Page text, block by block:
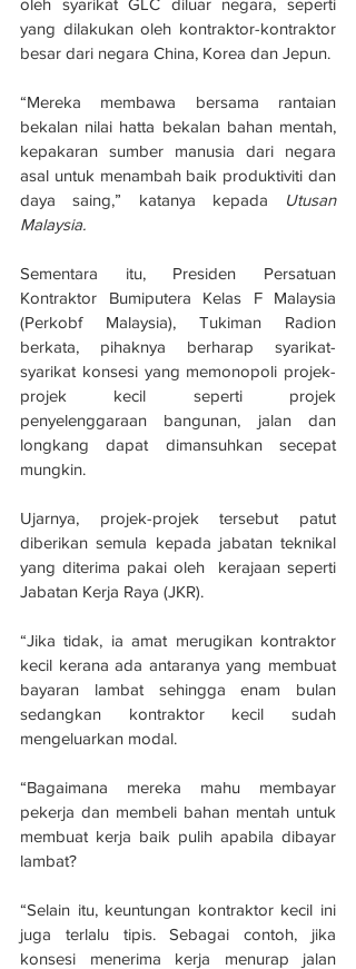
oleh syarikat GLC diluar negara, seperti
yang dilakukan oleh kontraktor-kontraktor
besar dari negara China, Korea dan Jepun.
“Mereka membawa bersama rantaian
bekalan nilai hatta bekalan bahan mentah,
kepakaran sumber manusia dari negara
asal untuk menambah baik produktiviti dan
daya saing,” katanya kepada
Utusan
Malaysia.
Sementara itu, Presiden Persatuan
Kontraktor Bumiputera Kelas F Malaysia
(Perkobf Malaysia), Tukiman Radion
berkata, pihaknya berharap syarikat-
syarikat konsesi yang memonopoli projek-
projek kecil seperti projek
penyelenggaraan bangunan, jalan dan
longkang dapat dimansuhkan secepat
mungkin.
Ujarnya, projek-projek tersebut patut
diberikan semula kepada jabatan teknikal
yang diterima pakai oleh  kerajaan seperti
Jabatan Kerja Raya (JKR).
“Jika tidak, ia amat merugikan kontraktor
kecil kerana ada antaranya yang membuat
bayaran lambat sehingga enam bulan
sedangkan kontraktor kecil sudah
mengeluarkan modal.
“Bagaimana mereka mahu membayar
pekerja dan membeli bahan mentah untuk
membuat kerja baik pulih apabila dibayar
lambat?
“Selain itu, keuntungan kontraktor kecil ini
juga terlalu tipis. Sebagai contoh, jika
konsesi menerima kerja menurap jalan